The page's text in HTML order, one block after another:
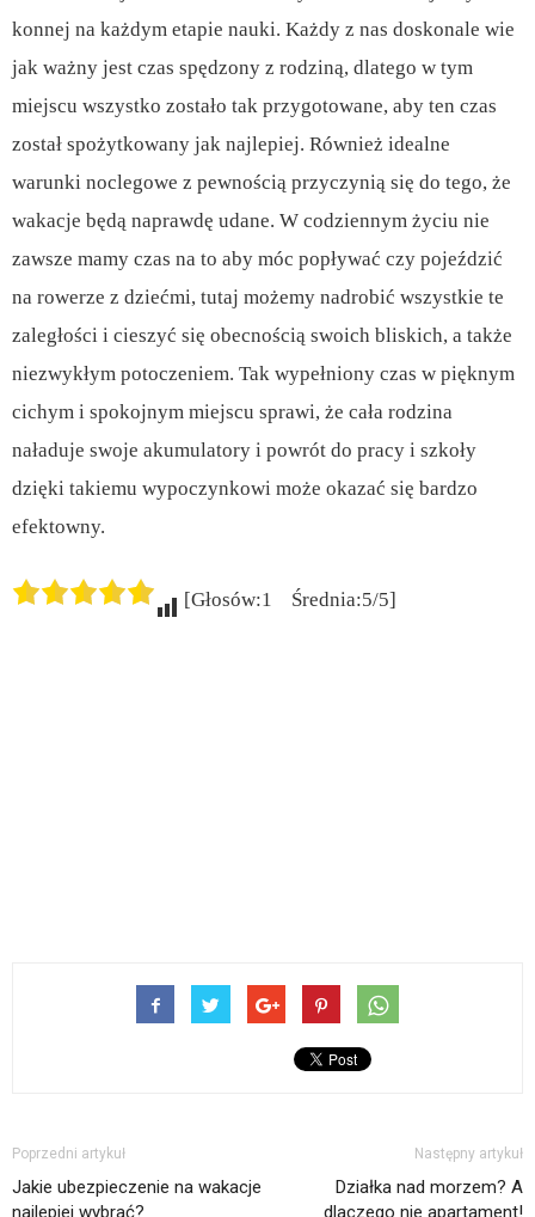
konnej na każdym etapie nauki. Każdy z nas doskonale wie
jak ważny jest czas spędzony z rodziną, dlatego w tym
miejscu wszystko zostało tak przygotowane, aby ten czas
został spożytkowany jak najlepiej. Również idealne
warunki noclegowe z pewnością przyczynią się do tego, że
wakacje będą naprawdę udane. W codziennym życiu nie
zawsze mamy czas na to aby móc popływać czy pojeździć
na rowerze z dziećmi, tutaj możemy nadrobić wszystkie te
zaległości i cieszyć się obecnością swoich bliskich, a także
niezwykłym potoczeniem. Tak wypełniony czas w pięknym
cichym i spokojnym miejscu sprawi, że cała rodzina
naładuje swoje akumulatory i powrót do pracy i szkoły
dzięki takiemu wypoczynkowi może okazać się bardzo
efektowny.
[Głosów:1 Średnia:5/5]
Poprzedni artykuł
Jakie ubezpieczenie na wakacje
najlepiej wybrać?
Następny artykuł
Działka nad morzem? A
dlaczego nie apartament!